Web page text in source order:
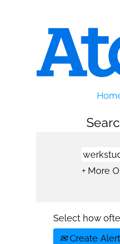
+ More
Select how
Create Alert